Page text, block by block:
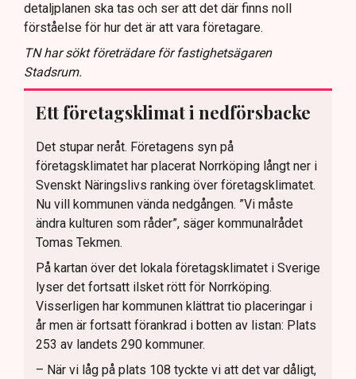
detaljplanen ska tas och ser att det där finns noll
förståelse för hur det är att vara företagare.
TN har sökt företrädare för fastighetsägaren
Stadsrum.
Ett företagsklimat i nedförsbacke
Det stupar neråt. Företagens syn på
företagsklimatet har placerat Norrköping långt ner i
Svenskt Näringslivs ranking över företagsklimatet.
Nu vill kommunen vända nedgången. ”Vi måste
ändra kulturen som råder”, säger kommunalrådet
Tomas Tekmen.
På kartan över det lokala företagsklimatet i Sverige
lyser det fortsatt ilsket rött för Norrköping.
Visserligen har kommunen klättrat tio placeringar i
år men är fortsatt förankrad i botten av listan: Plats
253 av landets 290 kommuner.
– När vi låg på plats 108 tyckte vi att det var dåligt,